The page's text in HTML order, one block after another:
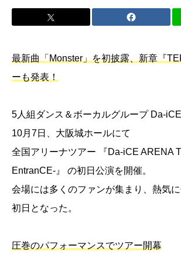
最新曲「Monster」を初披露、新章『
ーも発表！
5人組ダンス＆ボーカルグループ Da-iCE
10月7日、大阪城ホールにて
全国アリーナツアー 『Da-iCE ARENA
EntranCE-』 の初日公演を開催。
会場には多くのファンが集まり、熱気
初日となった。
圧巻のパフォーマンスでツアー開幕